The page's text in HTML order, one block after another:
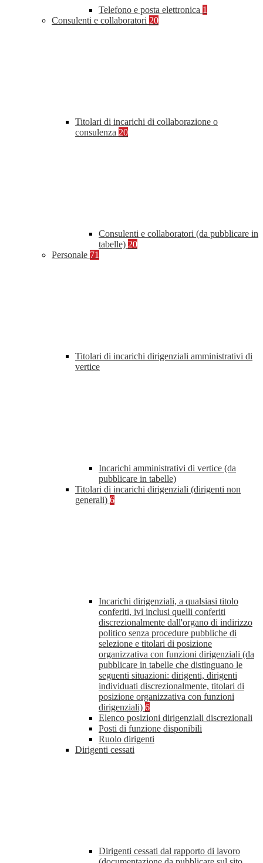
Telefono e posta elettronica 1
Consulenti e collaboratori 20
Titolari di incarichi di collaborazione o
consulenza 20
Consulenti e collaboratori (da pubblicare in
tabelle) 20
Personale 71
Titolari di incarichi dirigenziali amministrativi di
vertice
Incarichi amministrativi di vertice (da
pubblicare in tabelle)
Titolari di incarichi dirigenziali (dirigenti non
generali) 6
Incarichi dirigenziali, a qualsiasi titolo
conferiti, ivi inclusi quelli conferiti
discrezionalmente dall'organo di indirizzo
politico senza procedure pubbliche di
selezione e titolari di posizione
organizzativa con funzioni dirigenziali (da
pubblicare in tabelle che distinguano le
seguenti situazioni: dirigenti, dirigenti
individuati discrezionalmente, titolari di
posizione organizzativa con funzioni
dirigenziali) 6
Elenco posizioni dirigenziali discrezionali
Posti di funzione disponibili
Ruolo dirigenti
Dirigenti cessati
Dirigenti cessati dal rapporto di lavoro